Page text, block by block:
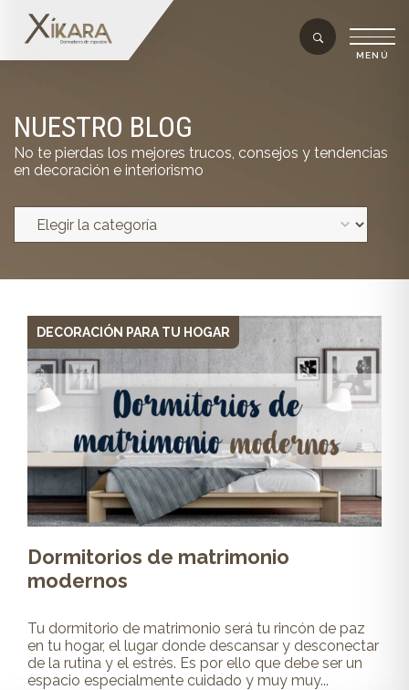
NUESTRO BLOG
No te pierdas los mejores trucos, consejos y tendencias
en decoración e interiorismo
DECORACIÓN PARA TU HOGAR
Dormitorios de matrimonio
modernos
Tu dormitorio de matrimonio será tu rincón de paz
en tu hogar, el lugar donde descansar y desconectar
de la rutina y el estrés. Es por ello que debe ser un
espacio especialmente cuidado y muy muy...